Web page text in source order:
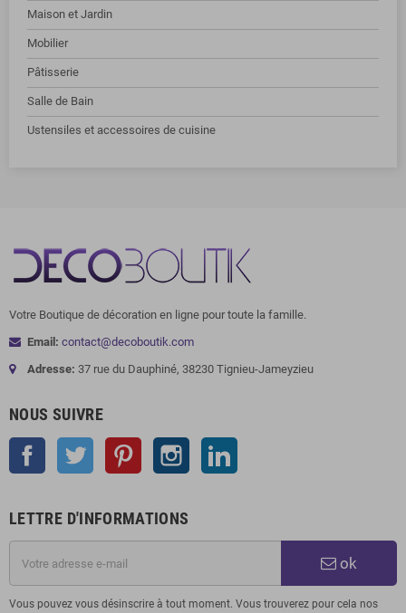
Maison et Jardin
Mobilier
Pâtisserie
Salle de Bain
Ustensiles et accessoires de cuisine
Votre Boutique de décoration en ligne pour toute la famille.
Email: contact@decoboutik.com
Adresse: 37 rue du Dauphiné, 38230 Tignieu-Jameyzieu
NOUS SUIVRE
Facebook Twitter Pinterest Instagram
LETTRE D'INFORMATIONS
ok
Vous pouvez vous désinscrire à tout moment. Vous trouverez pour cela nos